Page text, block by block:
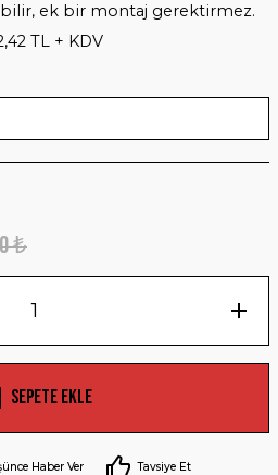
ek bir montaj gerektirmez.
TL + KDV
₺
Sepete Ekle
Haber Ver Tavsiye Et